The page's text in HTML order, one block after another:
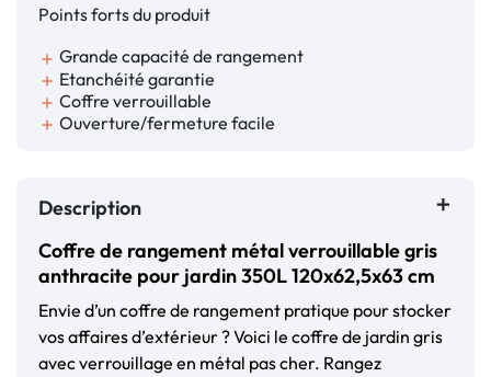
Points forts du produit
add Grande capacité de rangement
add Etanchéité garantie
add Coffre verrouillable
add Ouverture/fermeture facile
Description
Coffre de rangement métal verrouillable gris
anthracite pour jardin 350L 120x62,5x63 cm
Envie d’un coffre de rangement pratique pour stocker
vos affaires d’extérieur ? Voici le coffre de jardin gris
avec verrouillage en métal pas cher. Rangez